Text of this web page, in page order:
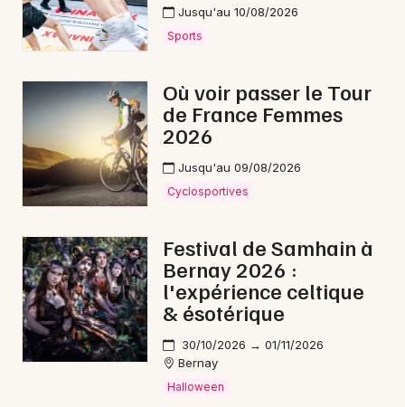
Artistes en tournée
Actus dans l' Eure
Magazine dans l' Eure
27 - Eure
Choisir mes départements
Jusqu'au 10/08/2026
Sports
Où voir passer le Tour
de France Femmes
2026
Jusqu'au 09/08/2026
Cyclosportives
Festival de Samhain à
Bernay 2026 :
l'expérience celtique
& ésotérique
30/10/2026 → 01/11/2026
Bernay
Halloween